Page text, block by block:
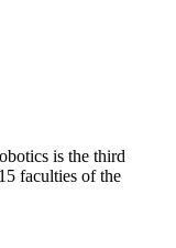
is the third
faculties of the